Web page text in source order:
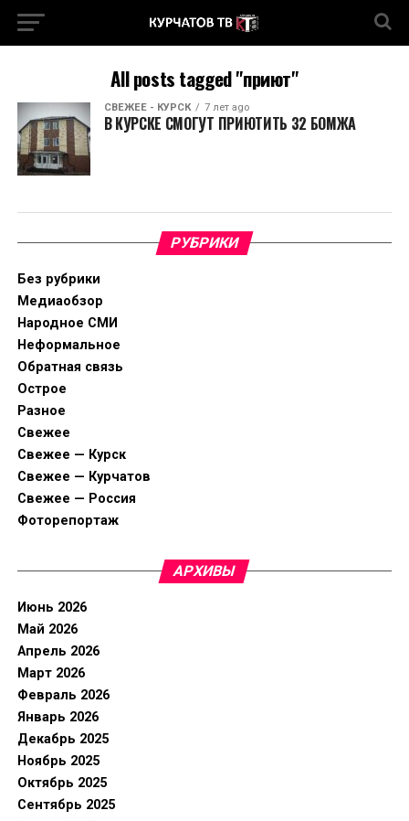
All posts tagged "приют"
СВЕЖЕЕ - КУРСК 7 лет ago
В КУРСКЕ СМОГУТ ПРИЮТИТЬ 32 БОМЖА
РУБРИКИ
Без рубрики
Медиаобзор
Народное СМИ
Неформальное
Обратная связь
Острое
Разное
Свежее
Свежее — Курск
Свежее — Курчатов
Свежее — Россия
Фоторепортаж
АРХИВЫ
Июнь 2026
Май 2026
Апрель 2026
Март 2026
Февраль 2026
Январь 2026
Декабрь 2025
Ноябрь 2025
Октябрь 2025
Сентябрь 2025